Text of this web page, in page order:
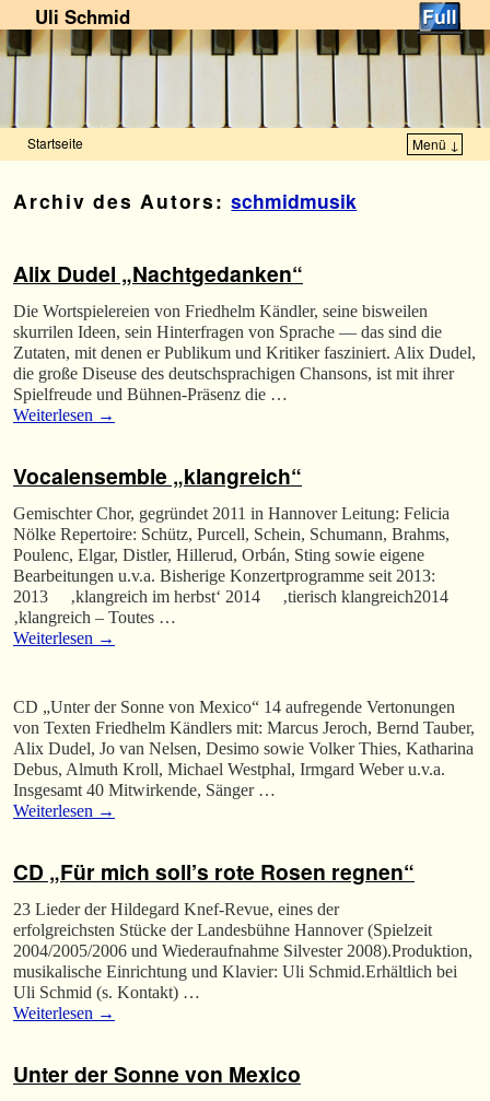
Uli Schmid
Startseite Menü ↓
Archiv des Autors:schmidmusik
Alix Dudel „Nachtgedanken“
Die Wortspielereien von Friedhelm Kändler, seine bisweilen
skurrilen Ideen, sein Hinterfragen von Sprache — das sind die
Zutaten, mit denen er Publikum und Kritiker fasziniert. Alix Dudel,
die große Diseuse des deutschsprachigen Chansons, ist mit ihrer
Spielfreude und Bühnen-Präsenz die …
Weiterlesen →
Vocalensemble „klangreich“
Gemischter Chor, gegründet 2011 in Hannover Leitung: Felicia
Nölke Repertoire: Schütz, Purcell, Schein, Schumann, Brahms,
Poulenc, Elgar, Distler, Hillerud, Orbán, Sting sowie eigene
Bearbeitungen u.v.a. Bisherige Konzertprogramme seit 2013:
2013 ‚klangreich im herbst‘ 2014 ‚tierisch klangreich2014
‚klangreich – Toutes …
Weiterlesen →
CD „Unter der Sonne von Mexico“ 14 aufregende Vertonungen
von Texten Friedhelm Kändlers mit: Marcus Jeroch, Bernd Tauber,
Alix Dudel, Jo van Nelsen, Desimo sowie Volker Thies, Katharina
Debus, Almuth Kroll, Michael Westphal, Irmgard Weber u.v.a.
Insgesamt 40 Mitwirkende, Sänger …
Weiterlesen →
CD „Für mich soll’s rote Rosen regnen“
23 Lieder der Hildegard Knef-Revue, eines der
erfolgreichsten Stücke der Landesbühne Hannover (Spielzeit
2004/2005/2006 und Wiederaufnahme Silvester 2008).Produktion,
musikalische Einrichtung und Klavier: Uli Schmid.Erhältlich bei
Uli Schmid (s. Kontakt) …
Weiterlesen →
Unter der Sonne von Mexico